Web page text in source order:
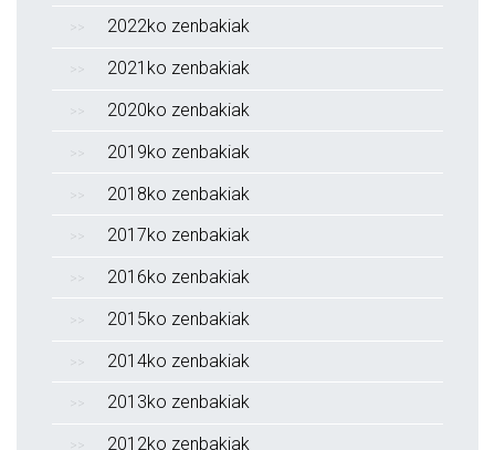
2022ko zenbakiak
2021ko zenbakiak
2020ko zenbakiak
2019ko zenbakiak
2018ko zenbakiak
2017ko zenbakiak
2016ko zenbakiak
2015ko zenbakiak
2014ko zenbakiak
2013ko zenbakiak
2012ko zenbakiak